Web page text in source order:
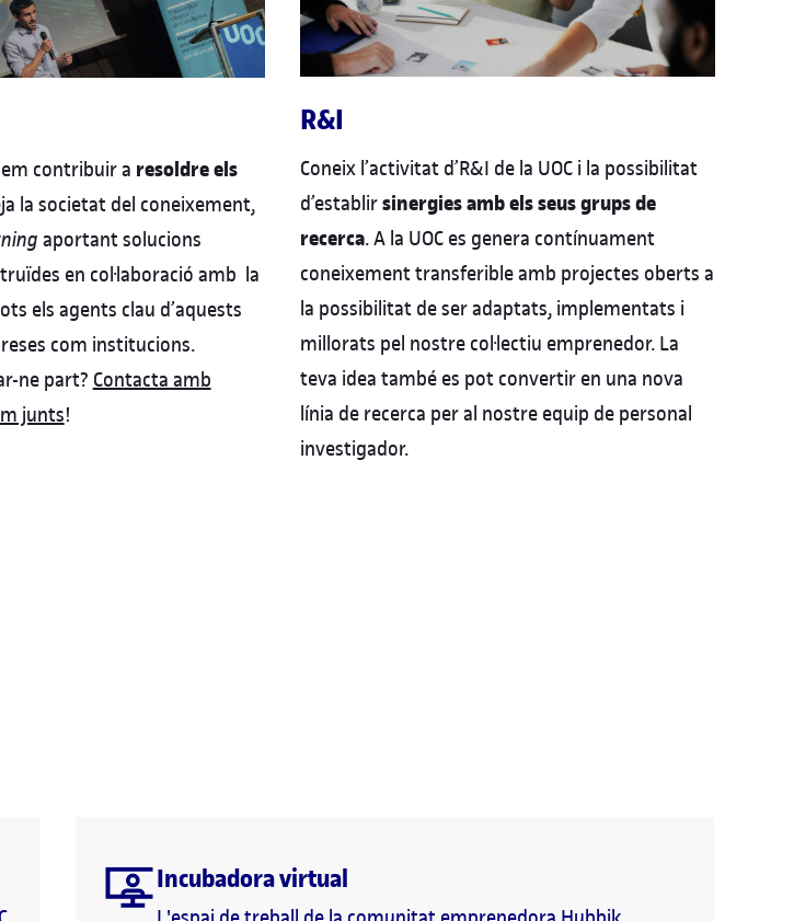
contribuir a resoldre els
la societat del coneixement,
aportant solucions
en col·laboració amb la
els agents clau d’aquests
com institucions.
ne part? Contacta amb
junts!
R&I
Coneix l’activitat d’R&I de la UOC i la possibilitat
d’establirsinergies amb els seus grups de
recerca. A la UOC es genera contínuament
coneixement transferible amb projectes oberts a
la possibilitat de ser adaptats, implementats i
millorats pel nostre col·lectiu emprenedor. La
teva idea també es pot convertir en una nova
línia de recerca per al nostre equip de personal
investigador.
Incubadora virtual